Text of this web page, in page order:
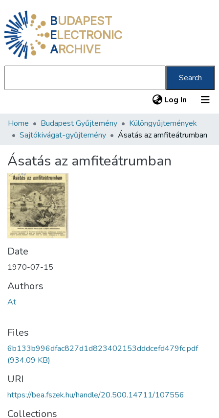
BUDAPEST
ELECTRONIC
ARCHIVE
Search
Log In (current)
Communities & Collections
Statistics
About us
Home Budapest Gyűjtemény
Különgyűjtemények
Sajtókivágat-gyűjtemény
Ásatás az amfiteátrumban
Ásatás az amfiteátrumban
Date
1970-07-15
Authors
At
Files
6b133b996dfac827d1d823402153dddcefd479fc.pdf
(934.09 KB)
URI
https://bea.fszek.hu/handle/20.500.14711/107556
Collections